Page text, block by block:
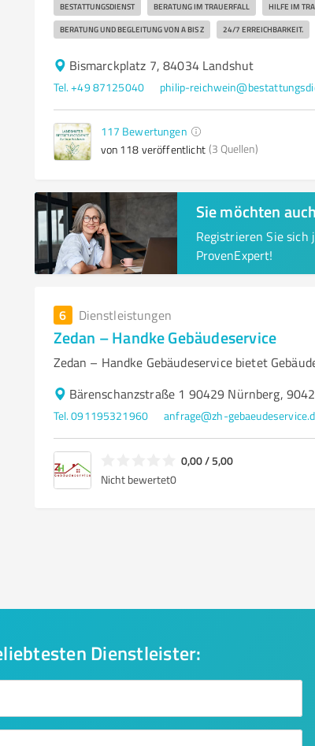
BESTATTUNGSDIENST BERATUNG IM TRAUERFALL HILFE IM
BERATUNG UND BEGLEITUNG VON A BIS Z 24/7 ERREICHBARKEIT.
Bismarckplatz 7, 84034 Landshut
Tel. +49 87125040 philip-
117 Bewertungen
von 118 veröffentlicht (3 Quellen)
Sie möchten
Registrieren Sie
ProvenExpert!
6 Dienstleistungen
Zedan – Handke Gebäudeservice
Zedan – Handke Gebäudeservice bietet
Bärenschanzstraße 1 90429 Nürnberg,
Tel. 091195321960 anfrage@zh-
0,00 / 5,00
Nicht bewertet0
Dienstleister: